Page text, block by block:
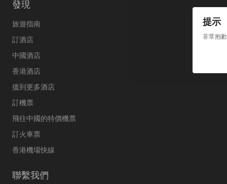
提示
非常抱
發現
旅遊指南
訂酒店
中國酒店
香港酒店
搵到更多酒店
訂機票
飛往中國的特價機票
訂火車票
香港機場快線
聯繫我們